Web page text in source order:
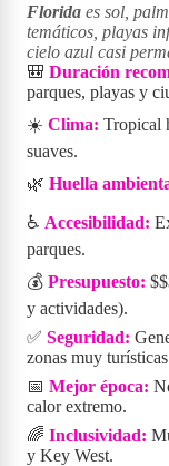
Florida es sol,
temáticos, playas
cielo azul casi
🎒 Duración
parques, playas y
☀️ Clima: Tropical
suaves.
🌿 Huella
♿ Accesibilidad:
parques.
💰 Presupuesto:
y actividades).
✅ Seguridad:
zonas muy
📅 Mejor época:
calor extremo.
🌈 Inclusividad:
y Key West.